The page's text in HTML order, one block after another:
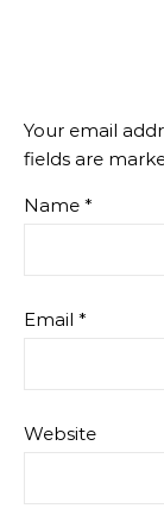
Your email
fields are
Name *
Email *
Website